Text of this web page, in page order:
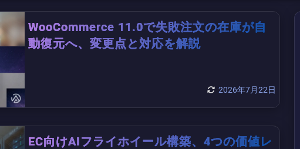
2026年7月22日
WooCommerce 11.0で失敗注文の在庫が自
動復元へ、変更点と対応を解説
EC向けAIフライホイール構築、4つの価値レ